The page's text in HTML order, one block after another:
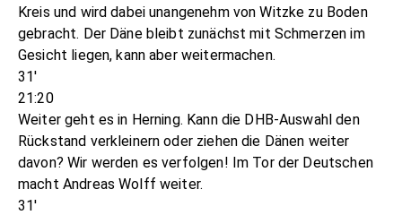
Kreis und wird dabei unangenehm von Witzke zu Boden
gebracht. Der Däne bleibt zunächst mit Schmerzen im
Gesicht liegen, kann aber weitermachen.
31'
21:20
Weiter geht es in Herning. Kann die DHB-Auswahl den
Rückstand verkleinern oder ziehen die Dänen weiter
davon? Wir werden es verfolgen! Im Tor der Deutschen
macht Andreas Wolff weiter.
31'